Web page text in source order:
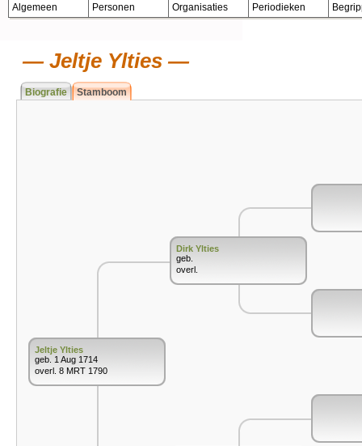
Algemeen Personen Organisaties Periodieken
Jeltje Ylties
Biografie Stamboom
Jeltje Ylties
geb. 1 Aug 1714
overl. 8 MRT 1790
Dirk Ylties
geb.
overl.